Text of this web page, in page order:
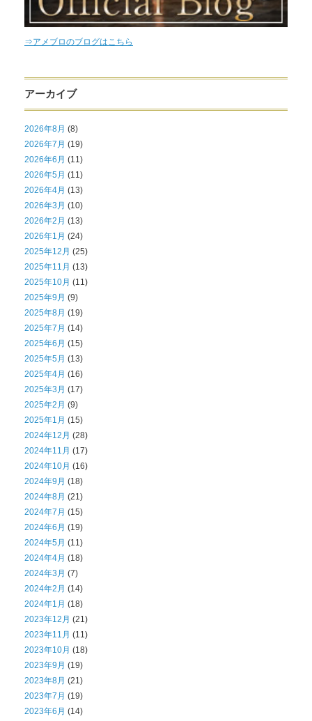
⇒アメブロのブログはこちら
アーカイブ
2026年8月 (8)
2026年7月 (19)
2026年6月 (11)
2026年5月 (11)
2026年4月 (13)
2026年3月 (10)
2026年2月 (13)
2026年1月 (24)
2025年12月 (25)
2025年11月 (13)
2025年10月 (11)
2025年9月 (9)
2025年8月 (19)
2025年7月 (14)
2025年6月 (15)
2025年5月 (13)
2025年4月 (16)
2025年3月 (17)
2025年2月 (9)
2025年1月 (15)
2024年12月 (28)
2024年11月 (17)
2024年10月 (16)
2024年9月 (18)
2024年8月 (21)
2024年7月 (15)
2024年6月 (19)
2024年5月 (11)
2024年4月 (18)
2024年3月 (7)
2024年2月 (14)
2024年1月 (18)
2023年12月 (21)
2023年11月 (11)
2023年10月 (18)
2023年9月 (19)
2023年8月 (21)
2023年7月 (19)
2023年6月 (14)